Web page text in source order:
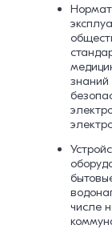
числе